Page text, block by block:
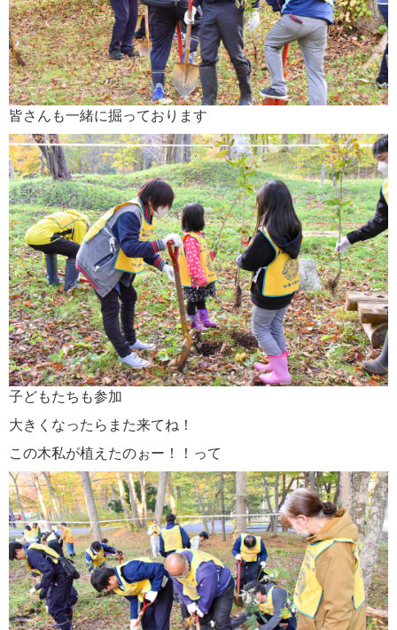
皆さんも一緒に掘っております
子どもたちも参加
大きくなったらまた来てね！
この木私が植えたのぉー！！って